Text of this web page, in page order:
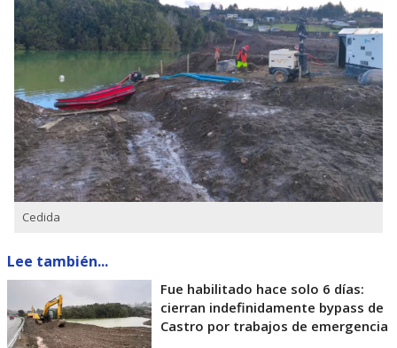
Cedida
Lee también...
Fue habilitado hace solo 6 días:
cierran indefinidamente bypass de
Castro por trabajos de emergencia